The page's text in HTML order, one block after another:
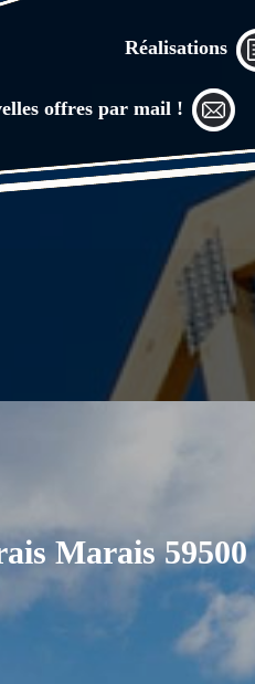
Réalisations
offres par mail !
Marais 59500